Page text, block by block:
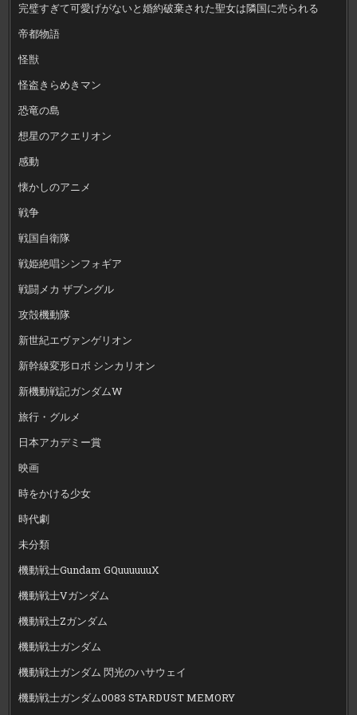
完璧すぎて可愛げがないと婚約破棄された聖女は隣国に売られる
帝都物語
怪獣
怪盗きらめきマン
恐竜の島
想星のアクエリオン
感動
懐かしのアニメ
戦争
戦国自衛隊
戦姫絶唱シンフォギア
戦闘メカ ザブングル
攻殻機動隊
新世紀エヴァンゲリオン
新幹線変形ロボ シンカリオン
新機動戦記ガンダムW
旅行・グルメ
日本アカデミー賞
映画
時をかける少女
時代劇
未分類
機動戦士Gundam GQuuuuuuX
機動戦士Vガンダム
機動戦士Zガンダム
機動戦士ガンダム
機動戦士ガンダム 閃光のハサウェイ
機動戦士ガンダム0083 STARDUST MEMORY